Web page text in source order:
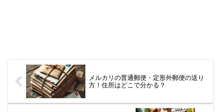
メルカリの普通郵便・定形外郵便の送り
方！住所はどこで分かる？